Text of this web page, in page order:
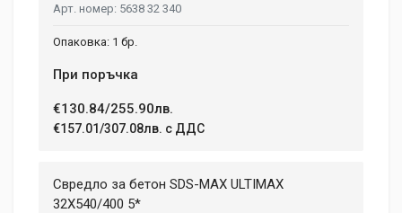
5638 32 340
1 бр.
При поръчка
€130.84/255.90лв.
€157.01/307.08лв. с ДДС
Свредло за бетон SDS-MAX ULTIMAX
32X540/400 5*